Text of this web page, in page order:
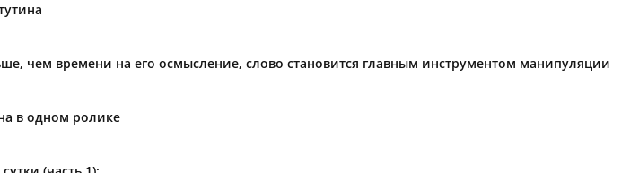
чем времени на его осмысление, слово становится главным инструментом манипуляции
в одном ролике